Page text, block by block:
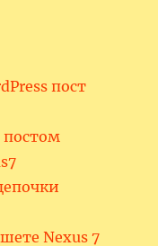
пост
постом
Nexus 7